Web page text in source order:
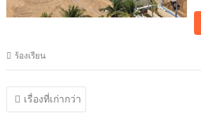
ร้องเรียน
แนะแนว
เรื่อง
เรื่องที่เก่ากว่า